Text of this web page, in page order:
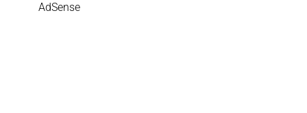
AdSense